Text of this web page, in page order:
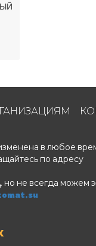
в любое
по адресу
но не всегда можем